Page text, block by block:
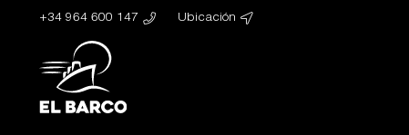
+34 964 600 147 Ubicación